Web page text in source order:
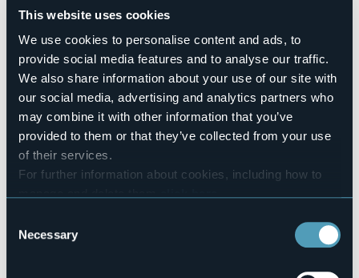
This website uses cookies
We use cookies to personalise content and ads, to
provide social media features and to analyse our traffic.
We also share information about your use of our site with
our social media, advertising and analytics partners who
may combine it with other information that you’ve
provided to them or that they’ve collected from your use
of their services.
For further information about cookies, including how to
Selection
Necessary
Quarna Sopra
Dalle 9.00 apertura dei mercatini comprendenti
oggettistica, artigianato locale, collezionismo e specialità
gastronomiche locali.
A cura della Pro Quarna Sopra lo street food: la Cuchela,
tipico piatto locale a base di patate cotte nella pentola
tradizionale (Cuchela appunto) insaporite con pancetta,
lardo e spezie locali accompagnate da salamino e
cotechino, il panino con hot dog e la Miecc, il dolce tipico
locale.
Alle 17.00, sempre in piazza XXIV Maggio, dopo un breve
spettacolo pirotecnico saranno inaugurate le nuove